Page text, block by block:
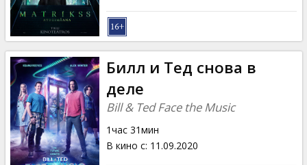
Билл и Тед снова в
деле
Bill & Ted Face the Music
1час 31мин
В кино с: 11.09.2020